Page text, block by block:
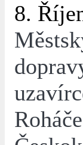
8.